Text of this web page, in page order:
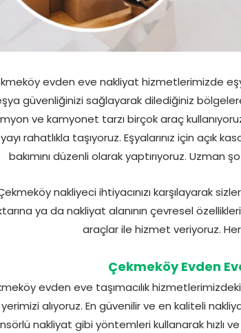
evden eve nakliyat hizmetlerimizde
güvenliğinizi sağlayarak dilediğiniz
ve kamyonet tarzı birçok araç
rahatlıkla taşıyoruz. Eşyalarınız için açık
bakımını düzenli olarak yaptırıyoruz. Uzman
nakliyeci ihtiyacınızı karşılayarak
ya da nakliyat alanının çevresel
araçlar ile hizmet veriyoruz.
Çekmeköy Evden
evden eve taşımacılık
yerimizi alıyoruz. En güvenilir ve en kaliteli
nakliyat gibi yöntemleri kullanarak hızlı